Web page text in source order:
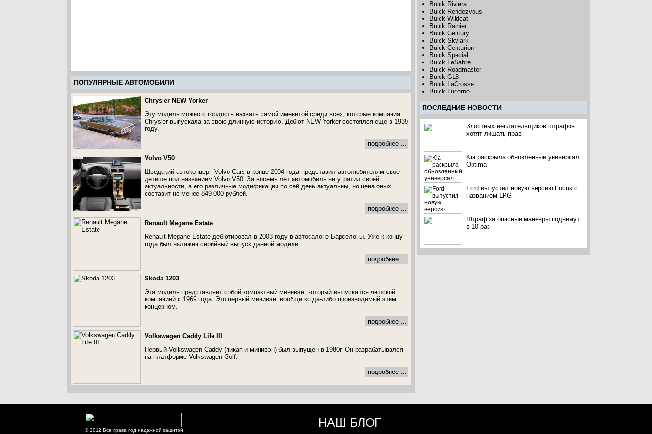
ПОПУЛЯРНЫЕ АВТОМОБИЛИ
Chrysler NEW Yorker
Эту модель можно с гордость назвать самой именитой среди всех, которые компания
Chrysler выпускала за свою длинную историю. Дебют NEW Yorker состоялся еще в 1939
году.
подробнее ...
Volvo V50
Шведский автоконцерн Volvo Cars в конце 2004 года представил автолюбителям своё
детище под названием Volvo V50. За восемь лет автомобиль не утратил своей
актуальности, а его различные модификации по сей день актуальны, но цена оных
составит не менее 849 000 рублей.
подробнее ...
Renault Megane Estate
Renault Megane Estate дебютировал в 2003 году в автосалоне Барселоны. Уже к концу
года был налажен серийный выпуск данной модели.
подробнее ...
Skoda 1203
Эта модель представляет собой компактный минивэн, который выпускался чешской
компанией с 1969 года. Это первый минивэн, вообще когда-либо производимый этим
концерном.
подробнее ...
Volkswagen Caddy Life III
Первый Volkswagen Caddy (пикап и минивэн) был выпущен в 1980г. Он разрабатывался
на платформе Volkswagen Golf.
подробнее ...
Buick Riviera
Buick Rendezvous
Buick Wildcat
Buick Rainier
Buick Century
Buick Skylark
Buick Centurion
Buick Special
Buick LeSabre
Buick Roadmaster
Buick GL8
Buick LaCrosse
Buick Lucerne
ПОCЛЕДНИЕ НОВОСТИ
Злостных неплательщиков штрафов
хотят лишать прав
Kia раскрыла обновленный универсал
Optima
Ford выпустил новую версию Focus с
названием LPG
Штраф за опасные маневры поднимут
в 10 раз
© 2012 Все права под надежной защитой.
НАШ БЛОГ